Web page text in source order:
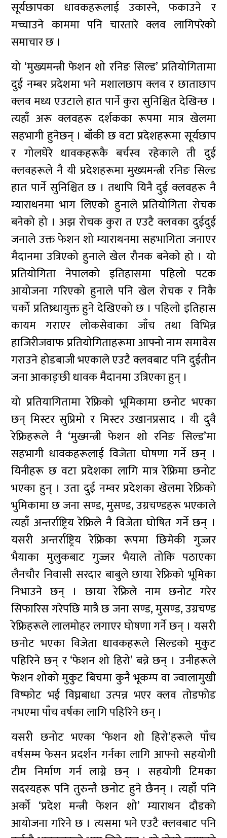
सूर्यछापका धावकहरूलाई उकास्ने, फकाउने र
मच्चाउने काममा पनि चारतारे क्लव लागिपरेको
समाचार छ ।
यो ‘मुख्यमन्त्री फेशन शो रनिङ सिल्ड’ प्रतियोगितामा
दुई नम्बर प्रदेशमा भने मशालछाप क्लव र छाताछाप
क्लव मध्य एउटाले हात पार्ने कुरा सुनिश्चित देखिन्छ ।
त्यहाँ अरू क्लवहरू दर्शकका रूपमा मात्र खेलमा
सहभागी हुनेछन् । बाँकी छ वटा प्रदेशहरूमा सूर्यछाप
र गोलघेरे धावकहरूकै बर्चस्व रहेकाले ती दुई
क्लवहरूले नै यी प्रदेशहरूमा मुख्यमन्त्री रनिङ सिल्ड
हात पार्ने सुनिश्चित छ । तथापि यिनै दुई क्लवहरू नै
म्याराथनमा भाग लिएको हुनाले प्रतियोगिता रोचक
बनेको हो । अझ रोचक कुरा त एउटै क्लवका दुईदुई
जनाले उक्त फेशन शो म्याराथनमा सहभागिता जनाएर
मैदानमा उत्रिएको हुनाले खेल रौनक बनेको हो । यो
प्रतियोगिता नेपालको इतिहासमा पहिलो पटक
आयोजना गरिएको हुनाले पनि खेल रोचक र निकै
चर्को प्रतिष्र्धायुक्त हुने देखिएको छ । पहिलो इतिहास
कायम गराएर लोकसेवाका जाँच तथा विभिन्न
हाजिरीजवाफ प्रतियोगिताहरूमा आफ्नो नाम समावेस
गराउने होडबाजी भएकाले एउटै क्लवबाट पनि दुईतीन
जना आकाङ्छी धावक मैदानमा उत्रिएका हुन् ।
यो प्रतियागितामा रेफ्रिको भूमिकामा छनोट भएका
छन् मिस्टर सुप्रिमो र मिस्टर उखानप्रसाद । यी दुवै
रेफ्रिहरूले नै ‘मुख्मन्त्री फेशन शो रनिङ सिल्ड’मा
सहभागी धावकहरूलाई विजेता घोषणा गर्ने छन् ।
यिनीहरू छ वटा प्रदेशका लागि मात्र रेफ्रिमा छनोट
भएका हुन् । उता दुई नम्वर प्रदेशका खेलमा रेफ्रिको
भुमिकामा छ जना सण्ड, मुसण्ड, उग्रचण्डहरू भएकाले
त्यहाँ अन्तर्राष्ट्रिय रेफ्रिले नै विजेता घोषित गर्ने छन् ।
यसरी अन्तर्राष्ट्रिय रेफ्रिका रूपमा छिमेकी गुज्जर
भैयाका मुलुकबाट गुज्जर भैयाले तोकि पठाएका
लैनचौर निवासी सरदार बाबुले छाया रेफ्रिको भूमिका
निभाउने छन् । छाया रेफ्रिले नाम छनोट गरेर
सिफारिस गरेपछि मात्रै छ जना सण्ड, मुसण्ड, उग्रचण्ड
रेफ्रिहरूले लालमोहर लगाएर घोषणा गर्ने छन् । यसरी
छनोट भएका विजेता धावकहरूले सिल्डको मुकुट
पहिरिने छन् र ‘फेशन शो हिरो’ बन्ने छन् । उनीहरूले
फेशन शोको मुकुट बिचमा कुनै भूकम्प वा ज्वालामुखी
विष्फोट भई विघ्नबाधा उत्पन्न भएर क्लव तोडफोड
नभएमा पाँच वर्षका लागि पहिरिने छन् ।
यसरी छनोट भएका ‘फेशन शो हिरो’हरूले पाँच
वर्षसम्म फेसन प्रदर्शन गर्नका लागि आफ्नो सहयोगी
टीम निर्माण गर्न लाग्ने छन् । सहयोगी टिमका
सदस्यहरू पनि तुरुन्तै छनोट हुने छैनन् । त्यहाँ पनि
अर्को ‘प्रदेश मन्त्री फेशन शो’ म्याराथन दौडको
आयोजना गरिने छ । त्यसमा भने एउटै क्लवबाट पनि